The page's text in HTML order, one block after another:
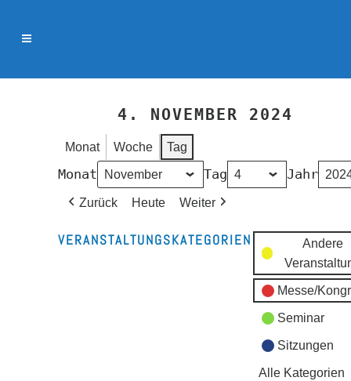
4. NOVEMBER 2024
Monat Woche Tag
Monat Tag Jahr
Zurück Heute Weiter
VERANSTALTUNGSKATEGORIEN
Andere
Messe/
Seminar
Sitzungen
Alle Kategorien